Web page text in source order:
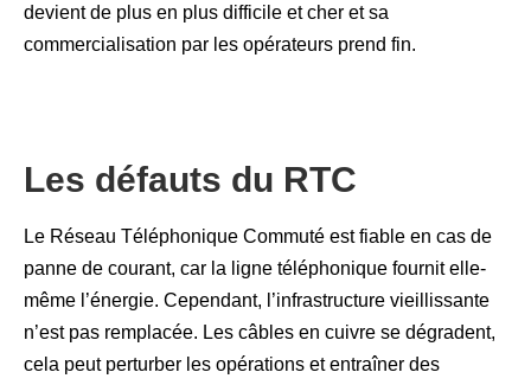
devient de plus en plus difficile et cher et sa
commercialisation par les opérateurs prend fin.
Les défauts du RTC
Le Réseau Téléphonique Commuté est fiable en cas de
panne de courant, car la ligne téléphonique fournit elle-
même l’énergie. Cependant, l’infrastructure vieillissante
n’est pas remplacée. Les câbles en cuivre se dégradent,
cela peut perturber les opérations et entraîner des